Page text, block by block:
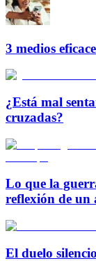
3 medios
¿Está mal
cruzadas?
Lo que la
reflexión de un
El duelo